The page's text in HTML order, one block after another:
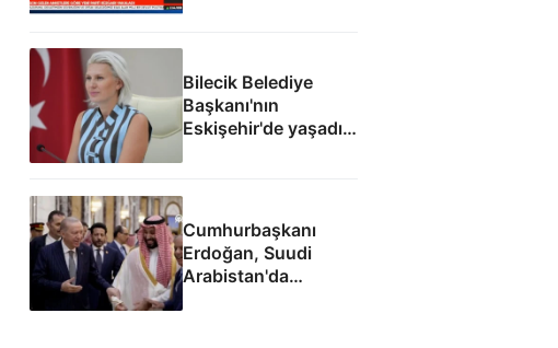
Bilecik Belediye
Başkanı'nın
Eskişehir'de yaşadığı
Cumhurbaşkanı
Erdoğan, Suudi
Arabistan'da